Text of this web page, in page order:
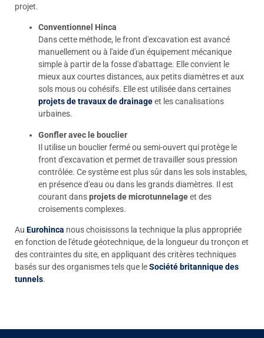
projet.
Conventionnel Hinca
Dans cette méthode, le front d'excavation est avancé
manuellement ou à l'aide d'un équipement mécanique
simple à partir de la fosse d'abattage. Elle convient le
mieux aux courtes distances, aux petits diamètres et aux
sols mous ou cohésifs. Elle est utilisée dans certaines
projets de travaux de drainageet les canalisations
urbaines.
Gonfler avec le bouclier
Il utilise un bouclier fermé ou semi-ouvert qui protège le
front d'excavation et permet de travailler sous pression
contrôlée. Ce système est plus sûr dans les sols instables,
en présence d'eau ou dans les grands diamètres. Il est
courant dansprojets de microtunnelageet des
croisements complexes.
Au Eurohinca nous choisissons la technique la plus appropriée
en fonction de l'étude géotechnique, de la longueur du tronçon et
des contraintes du site, en appliquant des critères techniques
basés sur des organismes tels que leSociété britannique des
tunnels.